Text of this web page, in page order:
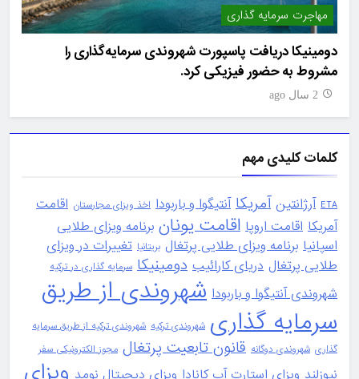
مهاجرت سرمایه گذاری
دومینیکا دریافت پاسپورت شهروندی سرمایه‌گذاری را
مشروط به حضور فیزیکی کرد.
2 سال ago
کلمات کلیدی مهم
ETA آرژانتین آمریکا آنتیگوا و باربودا اخذ ویزای مجارستان اقامت
آمریکا اقامت اروپا اقامت یونان برنامه ویزای طلایی
اسپانیا برنامه ویزای طلایی پرتغال بریتانیا تغییرات در ویزای
طلایی پرتغال دریای کارائیب دومینیکا سرمایه گذاری در ترکیه
شهروندی آنتیگوا و باربودا شهروندی از طریق
سرمایه گذاری شهروندی ترکیه شهروندی ترکیه از طریق سرمایه
گذاری شهروندی دوگانه قانون تابعیت پرتغال مجوز الکترونیکی سفر
نیوزلند ویزای استارت آپ کانادا ویزای دیجیتال نومد